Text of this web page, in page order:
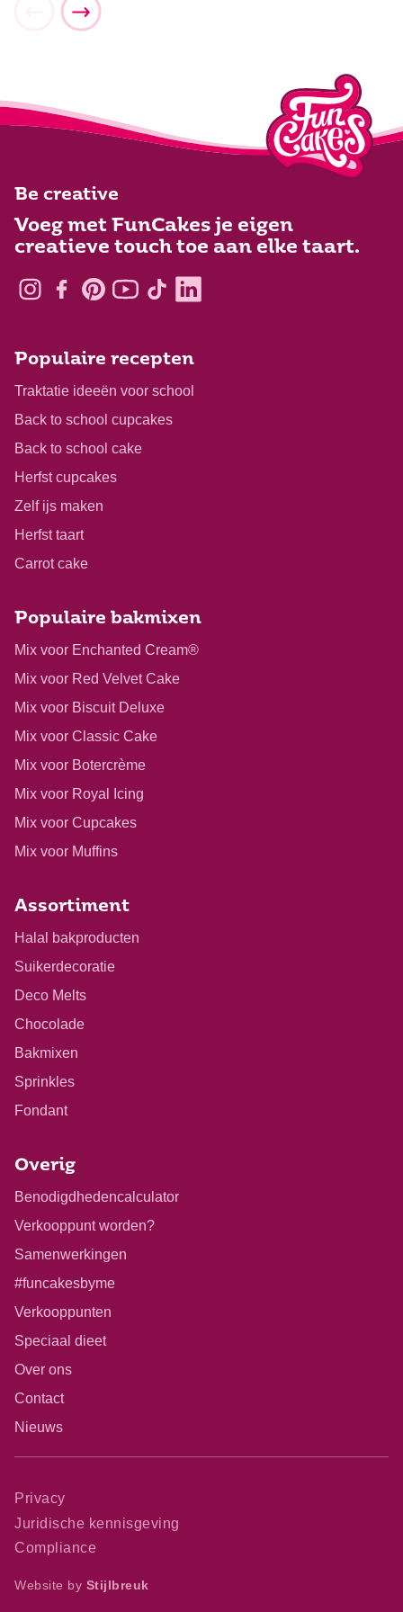
Be creative
Voeg met FunCakes je eigen
creatieve touch toe aan elke taart.
Populaire recepten
Traktatie ideeën voor school
Back to school cupcakes
Back to school cake
Herfst cupcakes
Zelf ijs maken
Herfst taart
Carrot cake
Populaire bakmixen
Mix voor Enchanted Cream®
Mix voor Red Velvet Cake
Mix voor Biscuit Deluxe
Mix voor Classic Cake
Mix voor Botercrème
Mix voor Royal Icing
Mix voor Cupcakes
Mix voor Muffins
Assortiment
Halal bakproducten
Suikerdecoratie
Deco Melts
Chocolade
Bakmixen
Sprinkles
Fondant
Overig
Benodigdhedencalculator
Verkooppunt worden?
Samenwerkingen
#funcakesbyme
Verkooppunten
Speciaal dieet
Over ons
Contact
Nieuws
Privacy
Juridische kennisgeving
Compliance
Website by Stijlbreuk